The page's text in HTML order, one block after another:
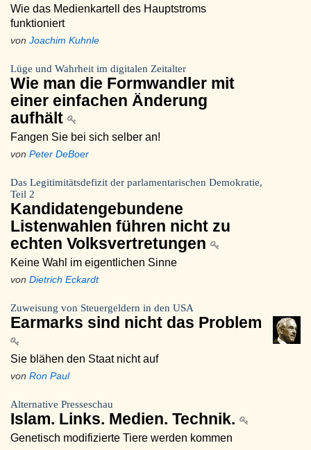
Wie das Medienkartell des Hauptstroms
funktioniert
von Joachim Kuhnle
Lüge und Wahrheit im digitalen Zeitalter
Wie man die Formwandler mit
einer einfachen Änderung
aufhält
Fangen Sie bei sich selber an!
von Peter DeBoer
Das Legitimitätsdefizit der parlamentarischen Demokratie,
Teil 2
Kandidatengebundene
Listenwahlen führen nicht zu
echten Volksvertretungen
Keine Wahl im eigentlichen Sinne
von Dietrich Eckardt
Zuweisung von Steuergeldern in den USA
Earmarks sind nicht das Problem
Sie blähen den Staat nicht auf
von Ron Paul
Alternative Presseschau
Islam. Links. Medien. Technik.
Genetisch modifizierte Tiere werden kommen